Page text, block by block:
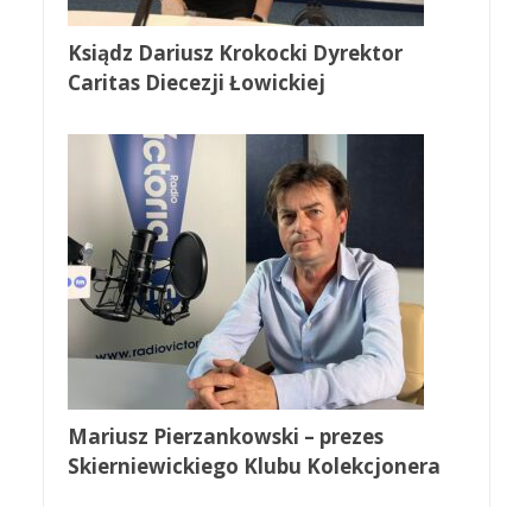
Ksiądz Dariusz Krokocki Dyrektor
Caritas Diecezji Łowickiej
Mariusz Pierzankowski – prezes
Skierniewickiego Klubu Kolekcjonera